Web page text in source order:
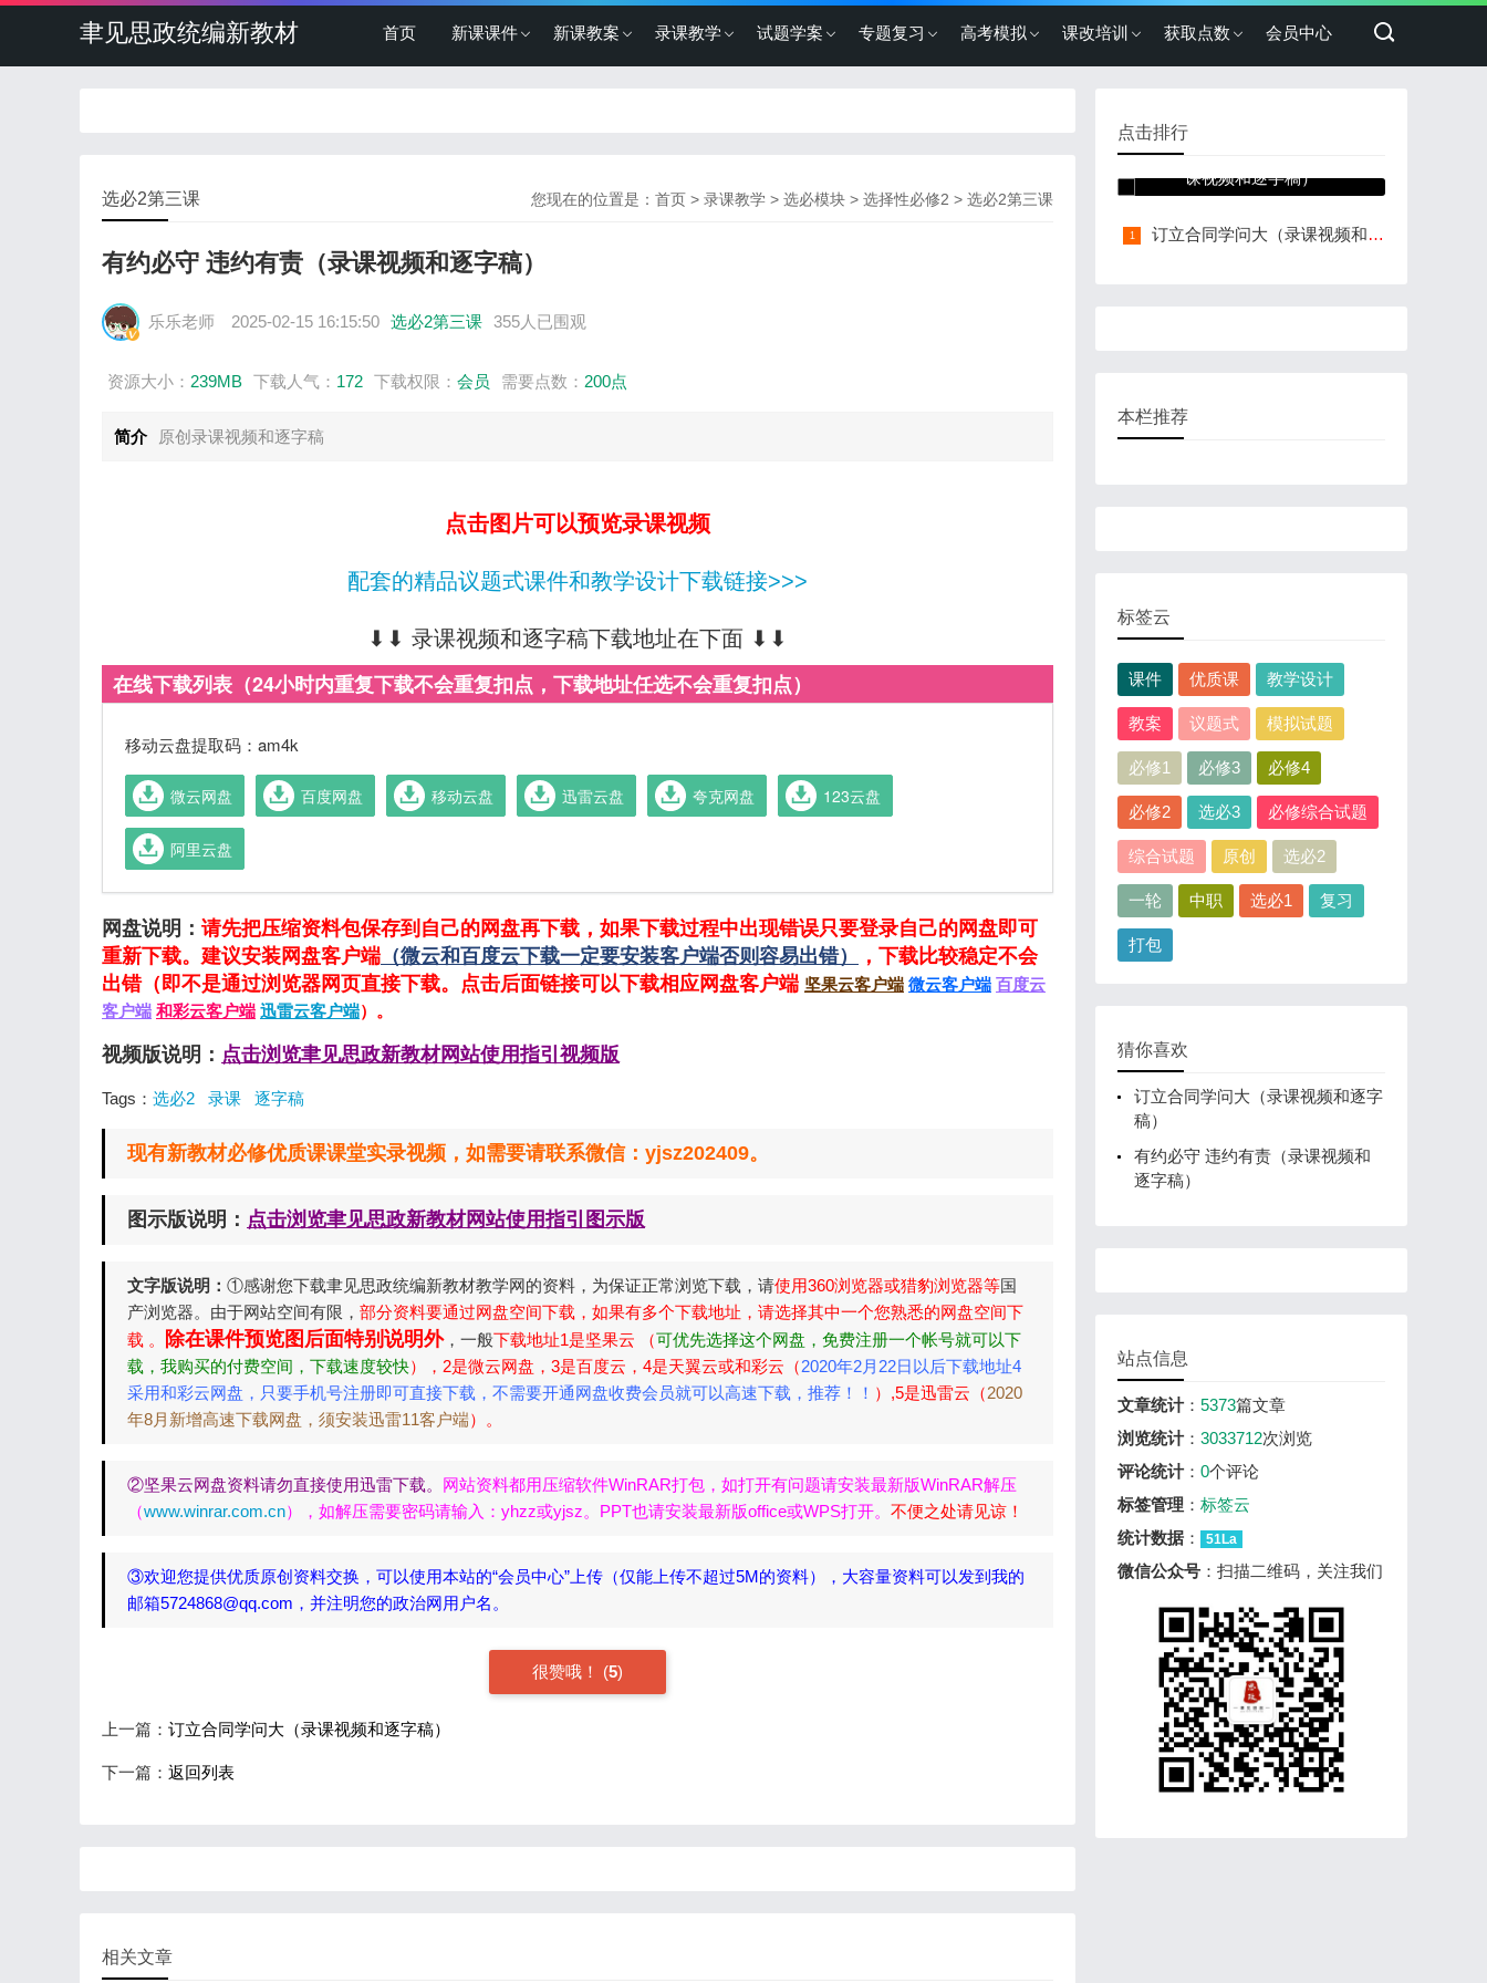
聿见思政统编新教材 首页 新课课件 新课教案 录课教学 试题学案 专题复习 高考模拟 课改培训 获取点数 会员中心
您现在的位置是： 首页 > 录课教学 > 选必模块 > 选择性必修2 > 选必2第三课
选必2第三课
有约必守 违约有责（录课视频和逐字稿）
乐乐老师 2025-02-15 16:15:50 选必2第三课 355人已围观
资源大小： 239MB 下载人气： 172 下载权限： 会员 需要点数： 200点
简介 原创录课视频和逐字稿
点击图片可以预览录课视频
配套的精品议题式课件和教学设计下载链接>>>
⬇⬇ 录课视频和逐字稿下载地址在下面 ⬇⬇
在线下载列表（24小时内重复下载不会重复扣点，下载地址任选不会重复扣点）
移动云盘提取码：am4k
微云网盘 百度网盘 移动云盘 迅雷云盘 夸克网盘 123云盘
阿里云盘
网盘说明： 请先把压缩资料包保存到自己的网盘再下载，如果下载过程中出现错误只要登录自己的网盘即可
重新下载。建议安装网盘客户端 （微云和百度云下载一定要安装客户端否则容易出错）
，下载比较稳定不会
出错（即不是通过浏览器网页直接下载。点击后面链接可以下载相应网盘客户端 坚果云客户端 微云客户端 百度云
客户端 和彩云客户端 迅雷云客户端）。
视频版说明： 点击浏览聿见思政新教材网站使用指引视频版
Tags： 选必2 录课 逐字稿
现有新教材必修优质课课堂实录视频，如需要请联系微信：yjsz202409。
图示版说明： 点击浏览聿见思政新教材网站使用指引图示版
文字版说明： ①感谢您下载聿见思政统编新教材教学网的资料，为保证正常浏览下载，请使用360浏览器或猎豹浏览器等国
产浏览器。由于网站空间有限， 部分资料要通过网盘空间下载，如果有多个下载地址，请选择其中一个您熟悉的网盘空间下
载 。
除在课件预览图后面特别说明外，一般下载地址1是坚果云 （可优先选择这个网盘，免费注册一个帐号就可以下
载，我购买的付费空间，下载速度较快），2是微云网盘，3是百度云，4是天翼云或和彩云（2020年2月22日以后下载地址4
采用和彩云网盘，只要手机号注册即可直接下载，不需要开通网盘收费会员就可以高速下载，推荐！！ ）,5是迅雷云（2020
年8月新增高速下载网盘，须安装迅雷11客户端）。
②坚果云网盘资料请勿直接使用迅雷下载。 网站资料都用压缩软件WinRAR打包，如打开有问题请安装最新版WinRAR解压
（www.winrar.com.cn），如解压需要密码请输入：yhzz或yjsz。PPT也请安装最新版office或WPS打开。 不便之处请见谅！
③欢迎您提供优质原创资料交换，可以使用本站的“会员中心”上传（仅能上传不超过5M的资料），大容量资料可以发到我的
邮箱5724868@qq.com，并注明您的政治网用户名。
很赞哦！ (5)
上一篇： 订立合同学问大（录课视频和逐字稿）
下一篇： 返回列表
相关文章
点击排行
有约必守 违约有责（录
课视频和逐字稿）
订立合同学问大（录课视频和逐字稿）
本栏推荐
标签云
课件 优质课 教学设计
教案 议题式 模拟试题
必修1 必修3 必修4
必修2 选必3 必修综合试题
综合试题 原创 选必2
一轮 中职 选必1 复习
打包
猜你喜欢
订立合同学问大（录课视频和逐字
稿）
有约必守 违约有责（录课视频和
逐字稿）
站点信息
文章统计： 5373篇文章
浏览统计： 3033712次浏览
评论统计： 0个评论
标签管理 ： 标签云
统计数据 ： 51La
微信公众号 ：扫描二维码，关注我们